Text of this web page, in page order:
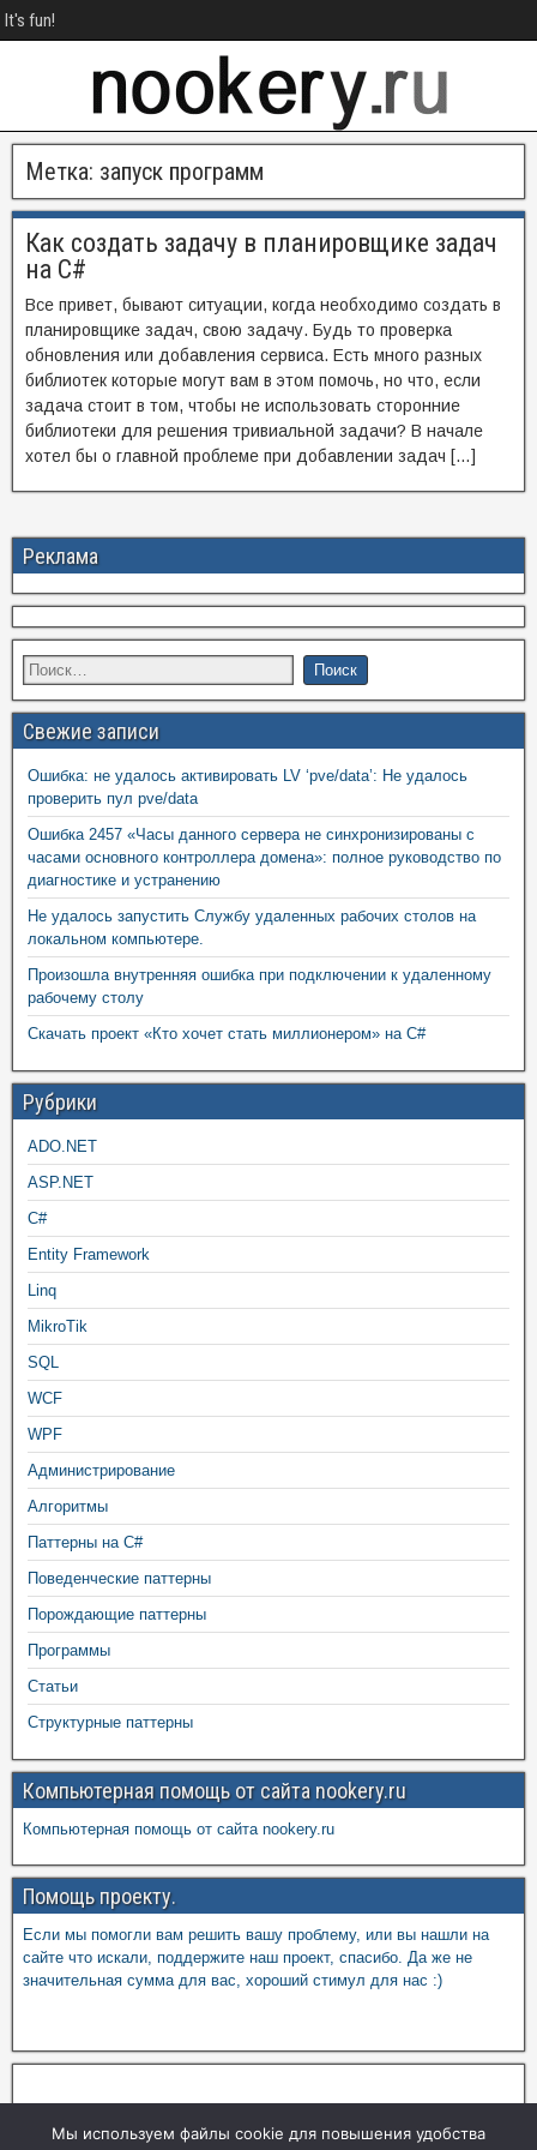
It's fun!
Метка: запуск программ
Как создать задачу в планировщике задач
на C#
Все привет, бывают ситуации, когда необходимо создать в
планировщике задач, свою задачу. Будь то проверка
обновления или добавления сервиса. Есть много разных
библиотек которые могут вам в этом помочь, но что, если
задача стоит в том, чтобы не использовать сторонние
библиотеки для решения тривиальной задачи? В начале
хотел бы о главной проблеме при добавлении задач […]
Реклама
Свежие записи
Ошибка: не удалось активировать LV ‘pve/data’: Не удалось
проверить пул pve/data
Ошибка 2457 «Часы данного сервера не синхронизированы с
часами основного контроллера домена»: полное руководство по
диагностике и устранению
Не удалось запустить Службу удаленных рабочих столов на
локальном компьютере.
Произошла внутренняя ошибка при подключении к удаленному
рабочему столу
Скачать проект «Кто хочет стать миллионером» на C#
Рубрики
ADO.NET
ASP.NET
C#
Entity Framework
Linq
MikroTik
SQL
WCF
WPF
Администрирование
Алгоритмы
Паттерны на C#
Поведенческие паттерны
Порождающие паттерны
Программы
Статьи
Структурные паттерны
Компьютерная помощь от сайта nookery.ru
Компьютерная помощь от сайта nookery.ru
Помощь проекту.
Если мы помогли вам решить вашу проблему, или вы нашли на
сайте что искали, поддержите наш проект, спасибо. Да же не
значительная сумма для вас, хороший стимул для нас :)
Мы используем файлы cookie для повышения удобства